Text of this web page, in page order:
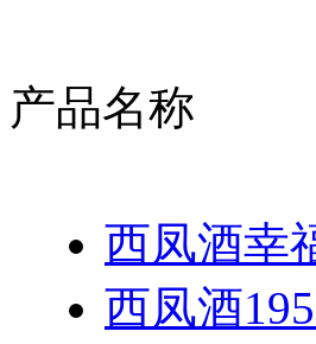
产品名称
西凤酒幸
西凤酒